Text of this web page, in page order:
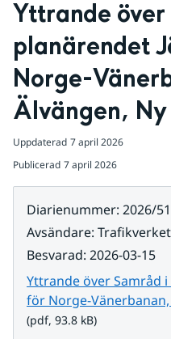
Yttrande över
planärendet
Norge-
Älvängen,
Uppdaterad 7 april 2026
Publicerad 7 april 2026
Diarienummer: 2026/
Avsändare: Trafikverket
Besvarad: 2026-03-15
Yttrande över Samråd
för Norge-
(pdf, 93.8 kB)